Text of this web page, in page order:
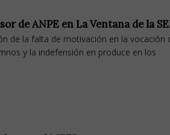
de ANPE en La Ventana de la
de la falta de motivación en la vocación
y la indefensión en produce en los